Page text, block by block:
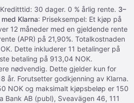
30 dager. 0 % årlig rente. 3–
Klarna: Priseksempel: Et kjøp på
12 måneder med en gjeldende rente
(APR) på 21,90%. Totalkostnaden
Dette inkluderer 11 betalinger på
betaling på 913,04 NOK.
nødvendig. Dette gjelder kun for
år. Forutsetter godkjenning av Klarna.
NOK og maksimalt kjøpsbeløp er 150
Bank AB (publ), Sveavägen 46, 111